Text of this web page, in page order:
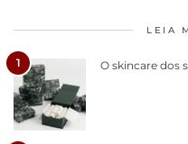
LEIA
1 O skincare dos